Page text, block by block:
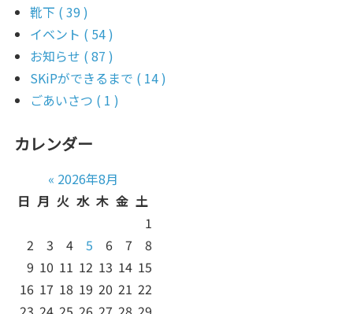
靴下 ( 39 )
イベント ( 54 )
お知らせ ( 87 )
SKiPができるまで ( 14 )
ごあいさつ ( 1 )
カレンダー
« 2026年8月
日 月 火 水 木 金 土
1
2
3 4 5 6 7
8
9 10 11 12 13 14 15
16 17 18 19 20 21 22